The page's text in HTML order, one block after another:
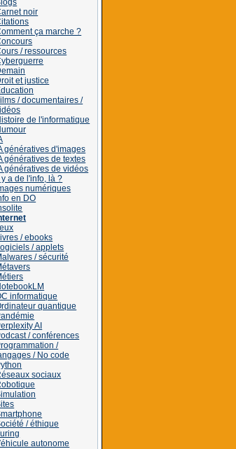
noir
ça marche ?
/ ressources
et justice
/ documentaires /
de l'informatique
génératives d'images
génératives de textes
génératives de vidéos
y a de l'info, là ?
numériques
en DO
/ ebooks
/ applets
/ sécurité
informatique
quantique
AI
/ conférences
/
/ No code
sociaux
/ éthique
autonome